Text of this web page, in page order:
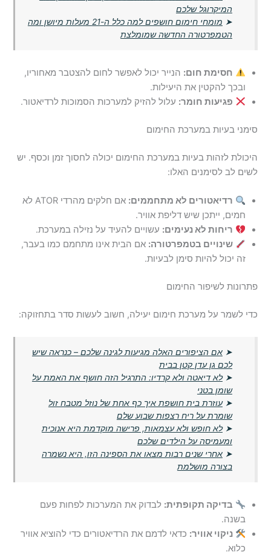
המיקרוגל שלכם
➤
מומחי חימום חושפים למה כלל ה-21 מעלות מיושן ומה
הטמפרטורה החדשה שמומלצת
חסימת חום: הנייר יכול לאפשר לחום להצטבר מאחוריו,
ובכך להקטין את היעילות.
פגיעות חומר: עלול להזיק למערכות הסמוכות לרדיאטור.
סימני בעיות במערכת החימום
היכולת לזהות בעיות במערכת החימום יכולה לחסוך זמן וכסף. יש
לשים לב לסימנים האלו:
רדיאטורים לא מתחממים:
אם חלקים מהרדי ATOR לא
חמים, ייתכן שיש דליפת אוויר.
ריחות לא נעימים: עשויים להעיד על נזילה במערכת.
שינויים בטמפרטורה: אם הבית אינו מתחמם כמו בעבר,
זה יכול להיות סימן לבעיות.
פתרונות לשיפור החימום
כדי לשמר על מערכת חימום יעילה, חשוב לעשות סדר בתחזוקה:
➤אם הציפורים האלה מגיעות לגינה שלכם – כנראה שיש
לכם גן עדן קטן בבית
➤לא דיאטה ולא קרדיו: התרגיל הזה חושף את האמת על
שומן בטני
➤עוזרת בית חושפת איך כף אחת של נוזל מטבח זול
שומרת על ריח רצפות שבוע שלם
➤לא חופש ולא עצמאות, פרישה מוקדמת היא אנוכית
ומעמיסה על הילדים שלכם
➤אחרי שנים רבות מצאו את הספינה הזו, היא נשמרה
בצורה מושלמת
בדיקה תקופתית: לבדוק את המערכות לפחות פעם
בשנה.
ניקוי אוויר: כדאי לדמם את הרדיאטורים כדי להוציא אוויר
כלוא.